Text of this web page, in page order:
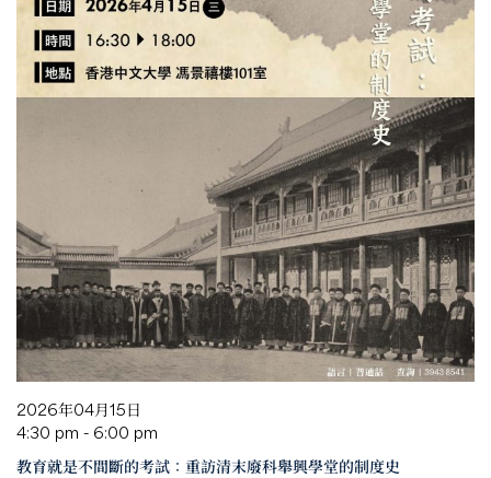
2026年04月15日
4:30 pm - 6:00 pm
教育就是不間斷的考試：重訪清末廢科舉興學堂的制度史